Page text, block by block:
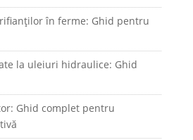
în ferme: Ghid pentru
la uleiuri hidraulice: Ghid
Ghid complet pentru